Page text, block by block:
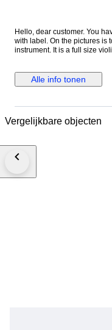
Hello, dear customer. You
with label. On the pictures is
instrument. It is a full size
indetto dalla Regia
Ferrara l'anno 1925 The violin is in a perfect condition, without cracks and
'attributed' include images of
maker, origin, and age than
Alle info tonen
Vergelijkbare objecten